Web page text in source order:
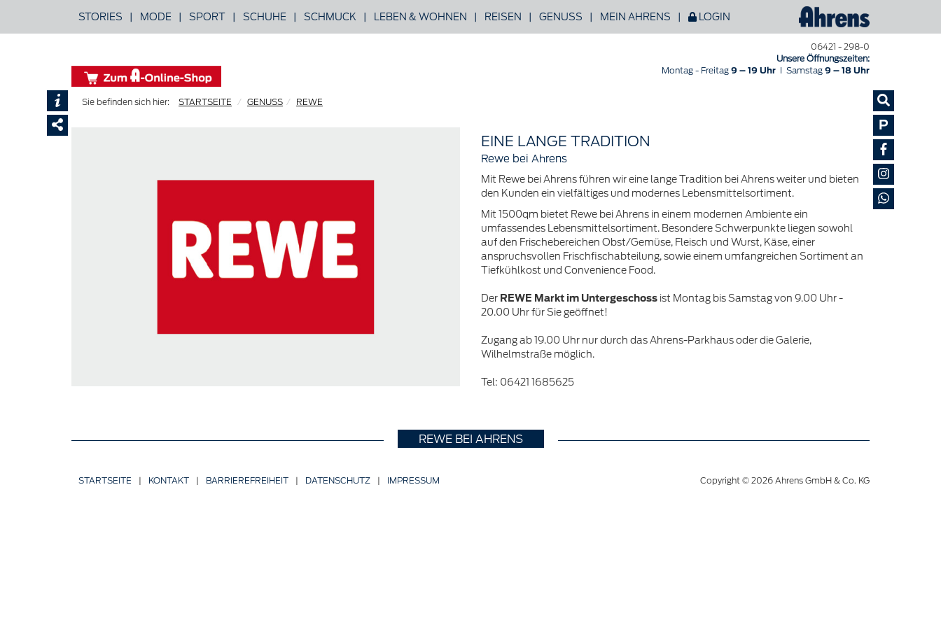
STORIES | MODE | SPORT | SCHUHE | SCHMUCK | LEBEN & WOHNEN | REISEN | GENUSS | MEIN AHRENS | LOGIN
P
06421 - 298-0
Unsere Öffnungszeiten:
Montag - Freitag 9 – 19 Uhr I Samstag 9 – 18 Uhr
STARTSEITE GENUSS REWE
EINE LANGE TRADITION
Rewe bei Ahrens
Mit Rewe bei Ahrens führen wir eine lange Tradition bei Ahrens weiter und bieten
den Kunden ein vielfältiges und modernes Lebensmittelsortiment.
Mit 1500qm bietet Rewe bei Ahrens in einem modernen Ambiente ein
umfassendes Lebensmittelsortiment. Besondere Schwerpunkte liegen sowohl
auf den Frischebereichen Obst/Gemüse, Fleisch und Wurst, Käse, einer
anspruchsvollen Frischfischabteilung, sowie einem umfangreichen Sortiment an
Tiefkühlkost und Convenience Food.
Der REWE Markt im Untergeschoss ist Montag bis Samstag von 9.00 Uhr -
20.00 Uhr für Sie geöffnet!
Zugang ab 19.00 Uhr nur durch das Ahrens-Parkhaus oder die Galerie,
Wilhelmstraße möglich.
Tel: 06421 1685625
REWE BEI AHRENS
STARTSEITE | KONTAKT | BARRIERE­FREIHEIT | DATENSCHUTZ | IMPRESSUM Copyright © 2026 Ahrens GmbH & Co. KG